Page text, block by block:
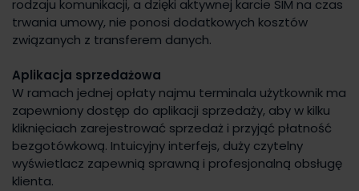
rodzaju komunikacji, a dzięki aktywnej karcie SIM na czas
trwania umowy, nie ponosi dodatkowych kosztów
związanych z transferem danych.
Aplikacja sprzedażowa
W ramach jednej opłaty najmu terminala użytkownik ma
zapewniony dostęp do aplikacji sprzedaży, aby w kilku
kliknięciach zarejestrować sprzedaż i przyjąć płatność
bezgotówkową. Intuicyjny interfejs, duży czytelny
wyświetlacz zapewnią sprawną i profesjonalną obsługę
klienta.